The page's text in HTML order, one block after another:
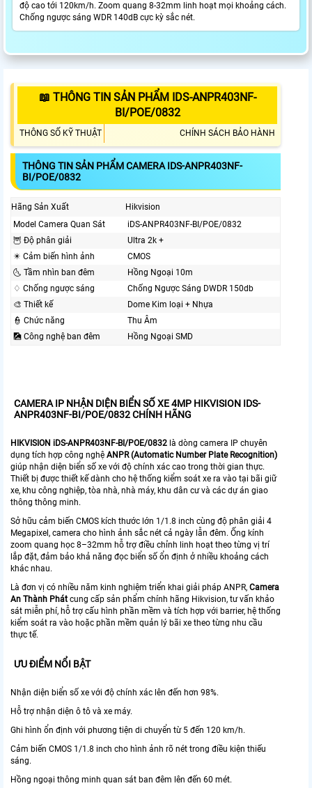
độ cao tới 120km/h. Zoom quang 8-32mm linh hoạt mọi khoảng cách.
Chống ngược sáng WDR 140dB cực kỳ sắc nét.
📖 THÔNG TIN SẢN PHẨM IDS-ANPR403NF-
BI/POE/0832
THÔNG SỐ KỸ THUẬT CHÍNH SÁCH BẢO HÀNH
THÔNG TIN SẢN PHẨM CAMERA IDS-ANPR403NF-
BI/POE/0832
Hãng Sản Xuất
Hikvision
Model Camera Quan Sát
iDS-ANPR403NF-BI/POE/0832
🦉 Độ phân giải
Ultra 2k +
✴️ Cảm biến hình ảnh
CMOS
🌜 Tầm nhìn ban đêm
Hồng Ngoại 10m
♢ Chống ngược sáng
Chống Ngược Sáng DWDR 150db
🎨 Thiết kế
Dome Kim loại + Nhựa
👮 Chức năng
Thu Âm
🎑 Công nghệ ban đêm
Hồng Ngoại SMD
CAMERA IP NHẬN DIỆN BIỂN SỐ XE 4MP HIKVISION IDS-
ANPR403NF-BI/POE/0832 CHÍNH HÃNG
HIKVISION iDS-ANPR403NF-BI/POE/0832 là dòng camera IP chuyên
dụng tích hợp công nghệ ANPR (Automatic Number Plate Recognition)
giúp nhận diện biển số xe với độ chính xác cao trong thời gian thực.
Thiết bị được thiết kế dành cho hệ thống kiểm soát xe ra vào tại bãi giữ
xe, khu công nghiệp, tòa nhà, nhà máy, khu dân cư và các dự án giao
thông thông minh.
Sở hữu cảm biến CMOS kích thước lớn 1/1.8 inch cùng độ phân giải 4
Megapixel, camera cho hình ảnh sắc nét cả ngày lẫn đêm. Ống kính
zoom quang học 8–32mm hỗ trợ điều chỉnh linh hoạt theo từng vị trí
lắp đặt, đảm bảo khả năng đọc biển số ổn định ở nhiều khoảng cách
khác nhau.
Là đơn vị có nhiều năm kinh nghiệm triển khai giải pháp ANPR, Camera
An Thành Phát cung cấp sản phẩm chính hãng Hikvision, tư vấn khảo
sát miễn phí, hỗ trợ cấu hình phần mềm và tích hợp với barrier, hệ thống
kiểm soát ra vào hoặc phần mềm quản lý bãi xe theo từng nhu cầu
thực tế.
ƯU ĐIỂM NỔI BẬT
Nhận diện biển số xe với độ chính xác lên đến hơn 98%.
Hỗ trợ nhận diện ô tô và xe máy.
Ghi hình ổn định với phương tiện di chuyển từ 5 đến 120 km/h.
Cảm biến CMOS 1/1.8 inch cho hình ảnh rõ nét trong điều kiện thiếu
sáng.
Hồng ngoại thông minh quan sát ban đêm lên đến 60 mét.